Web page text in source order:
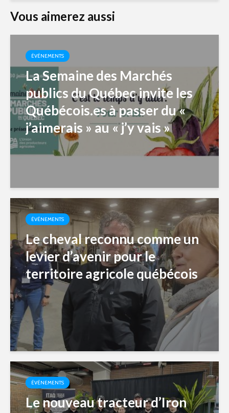
Vous aimerez aussi
ÉVÉNEMENTS
La Semaine des Marchés
publics du Québec invite les
Québécois.es à passer du «
j’aimerais » au « j’y vais »
ÉVÉNEMENTS
Le cheval reconnu comme un
levier d’avenir pour le
territoire agricole québécois
ÉVÉNEMENTS
Le nouveau tracteur d’Iron